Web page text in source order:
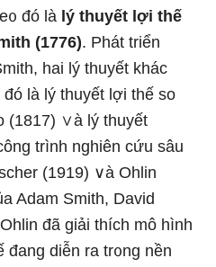
đó là lý thuyết lợi thế
(1776). Phát triển
hai lý thuyết khác
là lý thuyết lợi thế ѕo
(1817) ∨à lý thuyết
trình nghiên cứu sâu
(1919) ∨à Ohlin
Adam Smith, David
đã giải thích mô hình
đang diễn ra tr᧐ng nền